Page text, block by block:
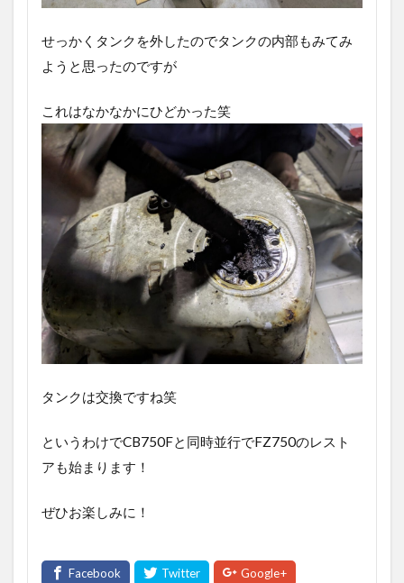
せっかくタンクを外したのでタンクの内部もみてみ
ようと思ったのですが
これはなかなかにひどかった笑
タンクは交換ですね笑
というわけでCB750Fと同時並行でFZ750のレスト
アも始まります！
ぜひお楽しみに！